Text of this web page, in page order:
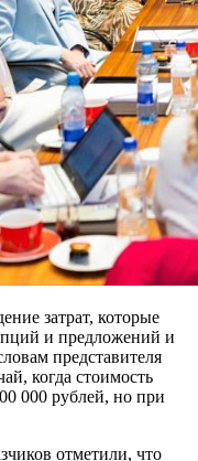
затрат, которые
и предложений и
представителя
когда стоимость
000 рублей, но при
отметили, что